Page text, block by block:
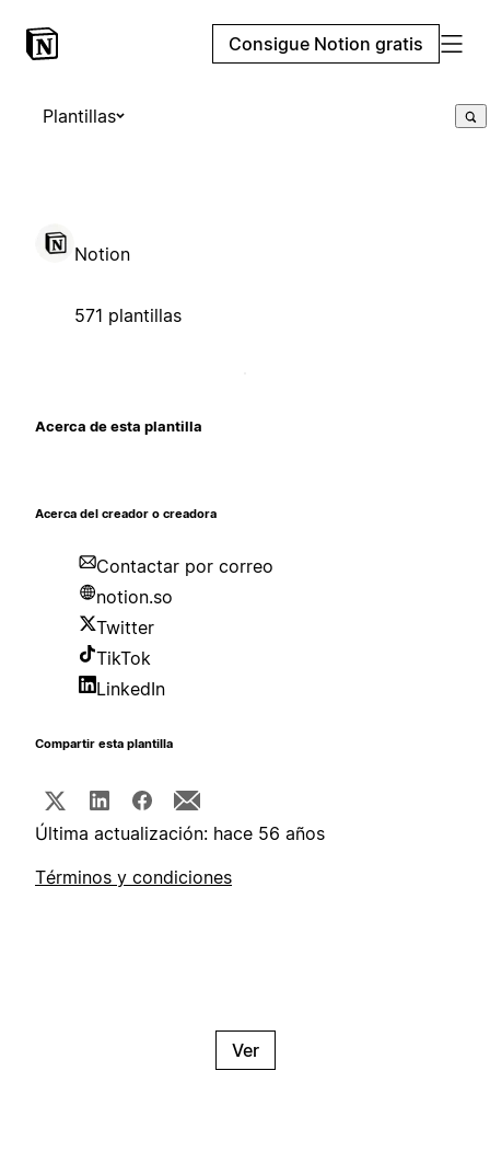
Consigue Notion gratis
Plantillas
Notion
571 plantillas
Acerca de esta plantilla
Acerca del creador o creadora
Contactar por correo
notion.so
Twitter
TikTok
LinkedIn
Compartir esta plantilla
Última actualización: hace 56 años
Términos y condiciones
Ver